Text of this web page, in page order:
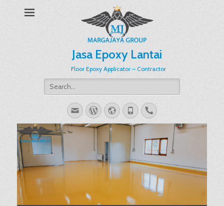
Jasa Epoxy Lantai
Floor Epoxy Applicator – Contractor
Search
for:
EmailWordPress
Website
PhoneHandset